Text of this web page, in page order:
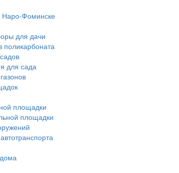
Фоминске
для дачи
поликарбоната
для сада
площадки
площадки